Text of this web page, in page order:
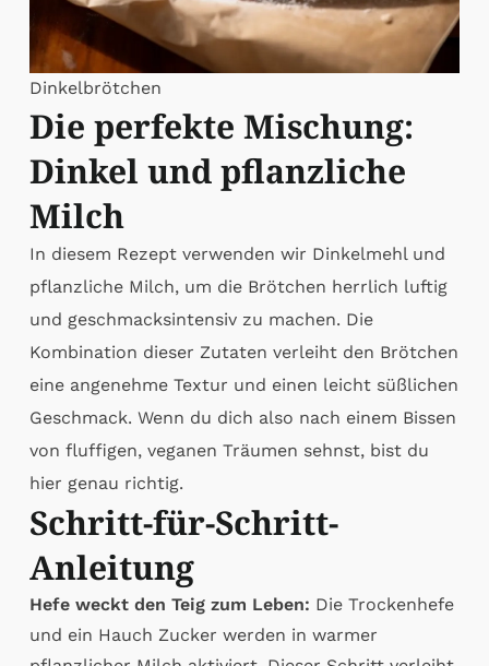
Dinkelbrötchen
Die perfekte Mischung:
Dinkel und pflanzliche
Milch
In diesem Rezept verwenden wir Dinkelmehl und
pflanzliche Milch, um die Brötchen herrlich luftig
und geschmacksintensiv zu machen. Die
Kombination dieser Zutaten verleiht den Brötchen
eine angenehme Textur und einen leicht süßlichen
Geschmack. Wenn du dich also nach einem Bissen
von fluffigen, veganen Träumen sehnst, bist du
hier genau richtig.
Schritt-für-Schritt-
Anleitung
Hefe weckt den Teig zum Leben: Die Trockenhefe
und ein Hauch Zucker werden in warmer